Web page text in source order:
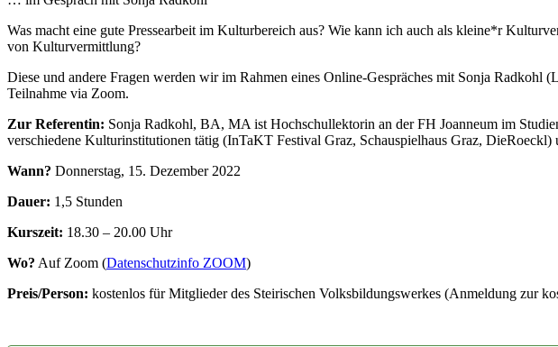
Was macht eine gute Pressearbeit im Kulturbereich aus? Wie kann ich auch als kleine*r
von Kulturvermittlung?
Diese und andere Fragen werden wir im Rahmen eines Online-Gespräches mit Sonja
Teilnahme via Zoom.
Zur Referentin: Sonja Radkohl, BA, MA ist Hochschullektorin an der FH Joanneum im
verschiedene Kulturinstitutionen tätig (InTaKT Festival Graz, Schauspielhaus Graz,
Wann? Donnerstag, 15. Dezember 2022
Dauer: 1,5 Stunden
Kurszeit: 18.30 – 20.00 Uhr
Wo? Auf Zoom (Datenschutzinfo ZOOM)
Preis/Person: kostenlos für Mitglieder des Steirischen Volksbildungswerkes (Anmeldung zur